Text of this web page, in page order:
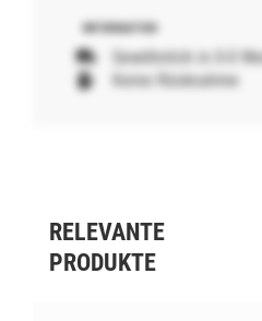
Gewöhnlich in 0-0
Keine Rücknahme
RELEVANTE
PRODUKTE